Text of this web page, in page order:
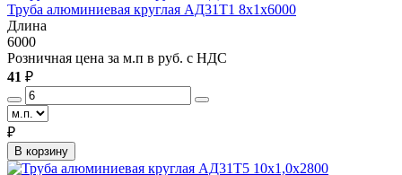
Труба алюминиевая круглая АД31Т1 8х1х6000
Длина
6000
Розничная цена за м.п в руб. с НДС
41 ₽
₽
В корзину